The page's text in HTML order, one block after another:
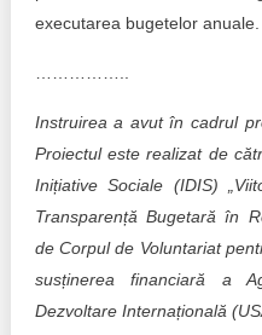
executarea bugetelor anuale.
Instruirea a avut în cadrul
Proiectul este realizat de
Inițiative Sociale (IDIS)
Transparență Bugetară în
de Corpul de Voluntariat
susținerea financiară a
Dezvoltare Internațională